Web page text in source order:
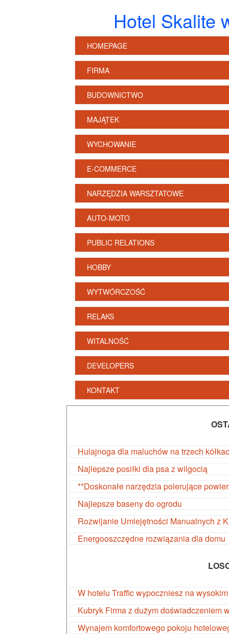
Hotel Skalite
HOMEPAGE
FIRMA
BUDOWNICTWO
MAJĄTEK
WYCHOWANIE
E-COMMERCE
NARZĘDZIA WARSZTATOWE
AUTO-MOTO
PUBLIC RELATIONS
HOBBY
WYTWÓRCZOŚĆ
RELAKS
WITALNOŚĆ
DEVELOPERS
KONTAKT
Hulajnoga dla maluchów na trzech
Najlepsze posiłki dla psa z wilgocią
**Doskonałe narzędzia polerujące
Najlepsze baseny do ogrodu
Rozwijanie Umiejętności Manualnych z
Energooszczędne rozwiązania dla domu
W hotelu Traffic wypoczniesz na
Kubryk Firma z dużym doświadczeniem
Wynajem komfortowego pokoju